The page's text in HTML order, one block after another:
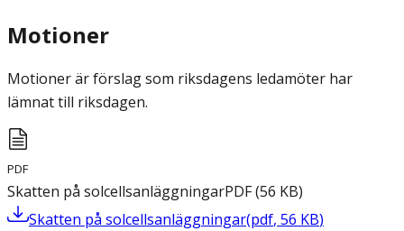
Motioner
Motioner är förslag som riksdagens ledamöter har
lämnat till riksdagen.
PDF
Skatten på solcellsanläggningarPDF(56 KB)
Skatten på solcellsanläggningar(pdf, 56 KB)